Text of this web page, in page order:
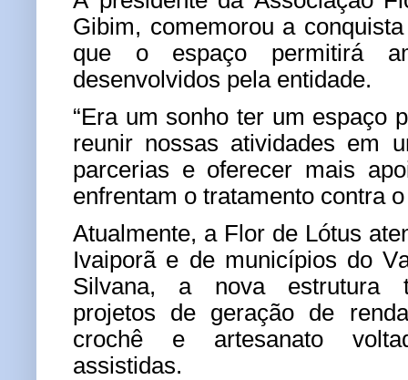
Gibim, comemorou a
que o espaço permitirá
desenvolvidos pela entidade.
“Era um sonho ter um espaço
reunir nossas atividades em
parcerias e oferecer mais
enfrentam o tratamento contra
Atualmente, a Flor de Lótus
Ivaiporã e de municípios do
Silvana, a nova estrutura
projetos de geração de
crochê e artesanato
assistidas.